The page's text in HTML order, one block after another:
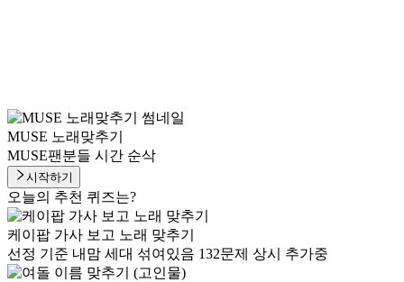
MUSE 노래맞추기
MUSE팬분들 시간 순삭
시작하기
오늘의 추천 퀴즈는?
케이팝 가사 보고 노래 맞추기
선정 기준 내맘 세대 섞여있음 132문제 상시 추가중